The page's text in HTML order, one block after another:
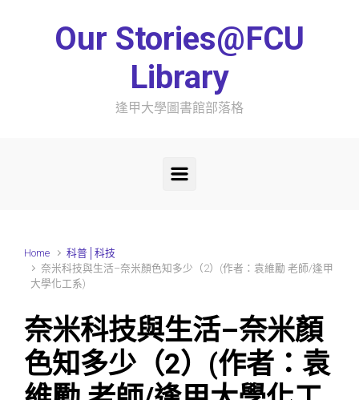
Our Stories@FCU
Library
逢甲大學圖書館部落格
Home
科普│科技
奈米科技與生活–奈米顏色知多少（2）(作者：袁維勵 老師/逢甲
大學化工系)
奈米科技與生活–奈米顏
色知多少（2）(作者：袁